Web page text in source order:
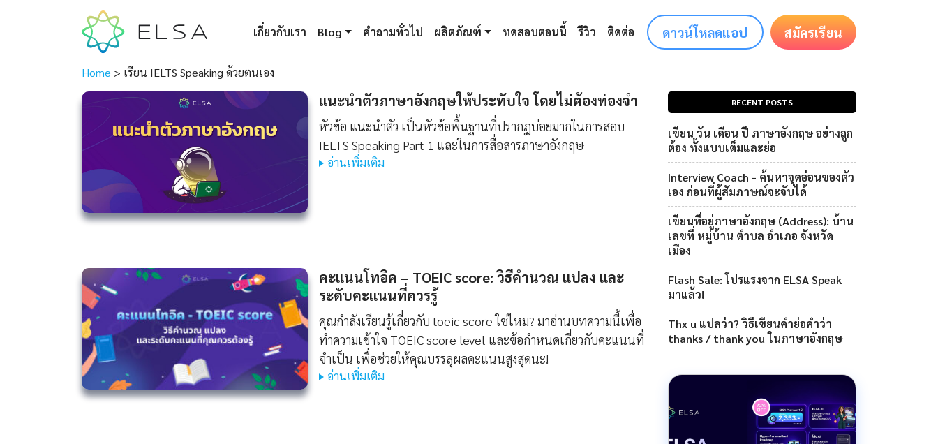
เกี่ยวกับเรา Blog คำถามทั่วไป ผลิตภัณฑ์ ทดสอบตอนนี้ รีวิว ติดต่อ ดาวน์โหลดแอป สมัครเรียน
Home > เรียน IELTS Speaking ด้วยตนเอง
แนะนําตัวภาษาอังกฤษให้ประทับใจ โดยไม่ต้องท่องจำ
หัวข้อ แนะนำตัว เป็นหัวข้อพื้นฐานที่ปรากฏบ่อยมากในการสอบ
IELTS Speaking Part 1 และในการสื่อสารภาษาอังกฤษ
อ่านเพิ่มเติม
คะแนนโทอิค – TOEIC score: วิธีคำนวณ แปลง และ
ระดับคะแนนที่ควรรู้
คุณกำลังเรียนรู้เกี่ยวกับ toeic score ใช่ไหม? มาอ่านบทความนี้เพื่อ
ทำความเข้าใจ TOEIC score level และข้อกำหนดเกี่ยวกับคะแนนที่
จำเป็น เพื่อช่วยให้คุณบรรลุผลคะแนนสูงสุดนะ!
อ่านเพิ่มเติม
RECENT POSTS
เขียน วัน เดือน ปี ภาษาอังกฤษ อย่างถูก
ต้อง ทั้งแบบเต็มและย่อ
Interview Coach - ค้นหาจุดอ่อนของตัว
เอง ก่อนที่ผู้สัมภาษณ์จะจับได้
เขียนที่อยู่ภาษาอังกฤษ (Address): บ้าน
เลขที่ หมู่บ้าน ตำบล อำเภอ จังหวัด
เมือง
Flash Sale: โปรแรงจาก ELSA Speak
มาแล้ว!
Thx u แปลว่า? วิธีเขียนคำย่อคำว่า
thanks / thank you ในภาษาอังกฤษ